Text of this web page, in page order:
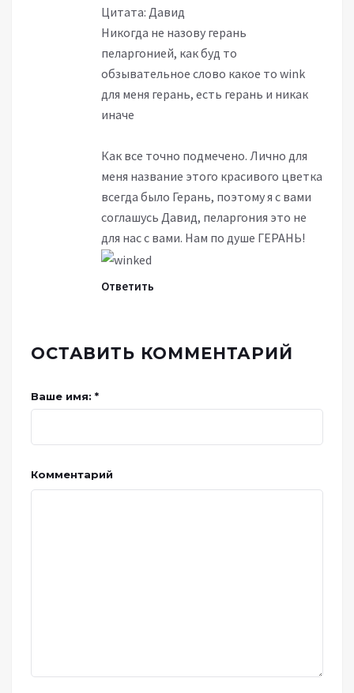
Цитата: Давид
Никогда не назову герань
пеларгонией, как буд то
обзывательное слово какое то wink
для меня герань, есть герань и никак
иначе
Как все точно подмечено. Лично для
меня название этого красивого цветка
всегда было Герань, поэтому я с вами
соглашусь Давид, пеларгония это не
для нас с вами. Нам по душе ГЕРАНЬ!
Ответить
ОСТАВИТЬ КОММЕНТАРИЙ
Ваше имя: *
Комментарий